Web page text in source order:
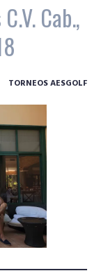
Cab.,
TORNEOS AESGOLF